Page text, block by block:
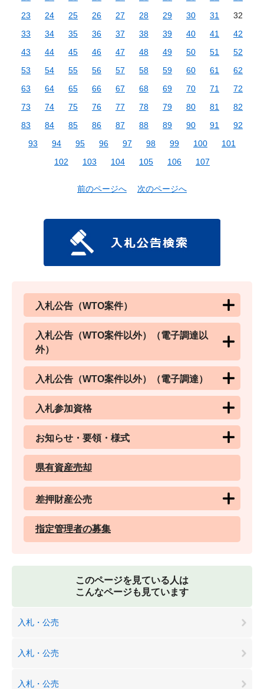
23
24 25 26 27 28 29 30 31
32
33
34 35 36 37 38 39 40 41
42
43
44 45 46 47 48 49 50 51
52
53
54 55 56 57 58 59 60 61
62
63
64 65 66 67 68 69 70 71
72
73
74 75 76 77 78 79 80 81
82
83
84 85 86 87 88 89 90 91
92
93
94 95 96 97 98 99 100
101
102
103 104 105 106 107
前のページへ 次のページへ
入札公告（WTO案件）
入札公告（WTO案件以外）（電子調達以
外）
入札公告（WTO案件以外）（電子調達）
入札参加資格
お知らせ・要領・様式
県有資産売却
差押財産公売
指定管理者の募集
このページを見ている人は
こんなページも見ています
入札・公売
入札・公売
入札・公売